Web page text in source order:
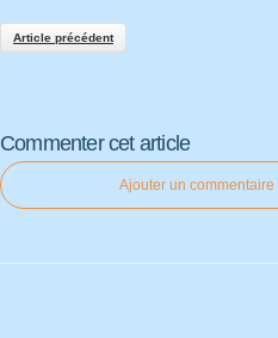
Article précédent
Commenter cet article
Ajouter un commentaire